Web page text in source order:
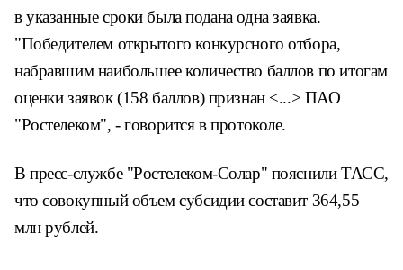
в указанные сроки была подана одна заявка.
"Победителем открытого конкурсного отбора,
набравшим наибольшее количество баллов по итогам
оценки заявок (158 баллов) признан <...> ПАО
"Ростелеком", - говорится в протоколе.
В пресс-службе "Ростелеком-Солар" пояснили ТАСС,
что совокупный объем субсидии составит 364,55
млн рублей.